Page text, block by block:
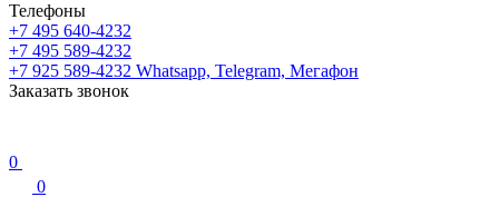
Телефоны
+7 495 640-4232
+7 495 589-4232
+7 925 589-4232 Whatsapp, Telegram, Мегафон
Заказать звонок
0
0